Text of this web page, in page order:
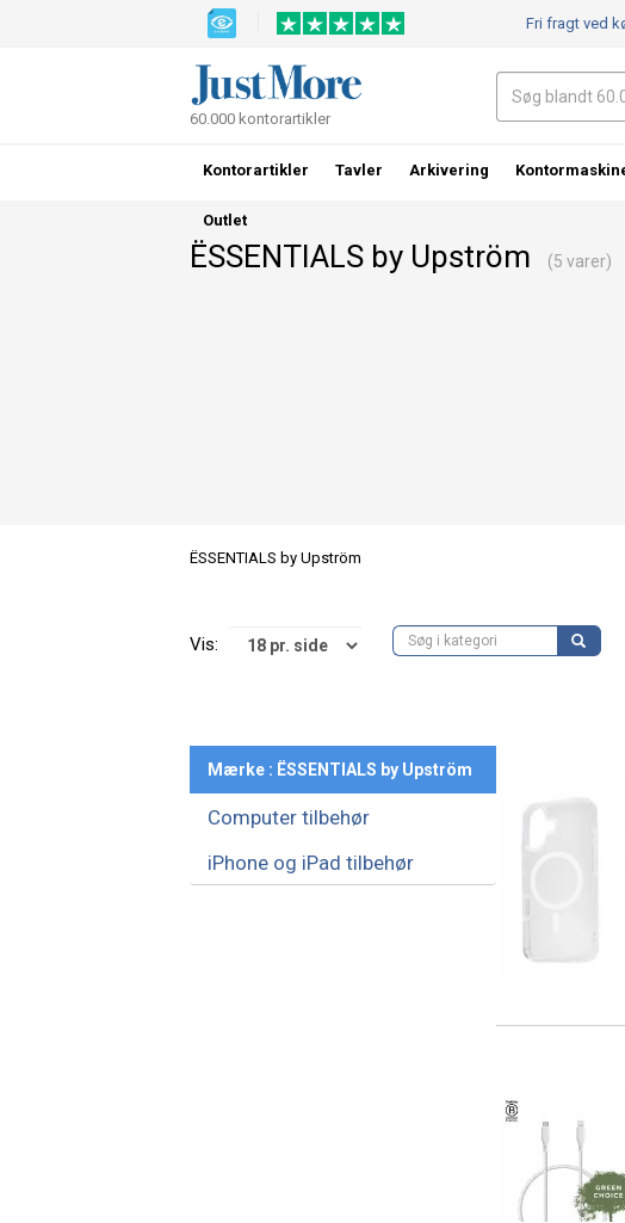
ËSSENTIALS by Upström (5 varer)
ËSSENTIALS by Upström
Vis:
Mærke : ËSSENTIALS by Upström
Computer tilbehør
iPhone og iPad tilbehør
Fri fragt ved
60.000 kontorartikler
Kontorartikler Tavler Arkivering
Outlet